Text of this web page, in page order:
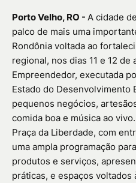
Porto Velho, RO - A cidade
palco de mais uma
Rondônia voltada ao
regional, nos dias 11 e 12 de
Empreendedor, executada
Estado do Desenvolvimento
pequenos negócios,
comida boa e música ao
Praça da Liberdade, com
uma ampla programação
produtos e serviços,
práticas, e espaços voltados